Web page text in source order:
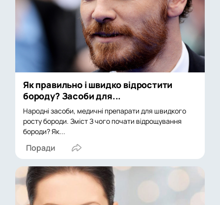
Як правильно і швидко відростити
бороду? Засоби для...
Народні засоби, медичні препарати для швидкого
росту бороди. Зміст З чого почати відрощування
бороди? Як...
Поради